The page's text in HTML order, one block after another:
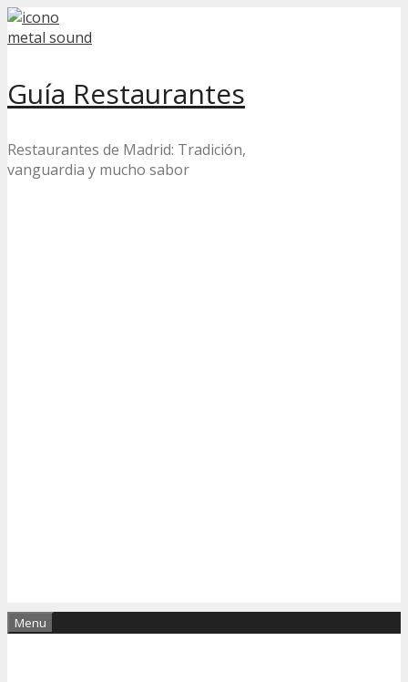
Skip
to
Guía Restaurantes
Restaurantes de Madrid: Tradición,
vanguardia y mucho sabor
Menu